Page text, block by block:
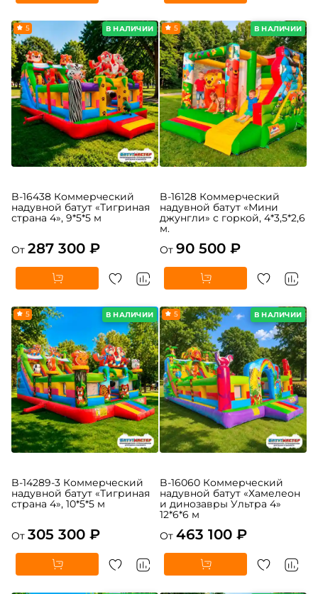
В НАЛИЧИИ
5
B-16438 Коммерческий
надувной батут «Тигриная
страна 4», 9*5*5 м
От 287 300 ₽
В НАЛИЧИИ
5
B-16128 Коммерческий
надувной батут «Мини
джунгли» с горкой, 4*3,5*2,6
м.
От 90 500 ₽
В НАЛИЧИИ
5
B-14289-3 Коммерческий
надувной батут «Тигриная
305 300 ₽
В НАЛИЧИИ
5
B-16060 Коммерческий
надувной батут «Хамелеон
и динозавры Ультра 4»
463 100 ₽